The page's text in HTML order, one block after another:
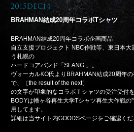
2015Dec14
BRAHMAN結成20周年コラボTシャツ
BRAHMAN結成20周年コラボ企画商品
自立支援プロジェクト NBC作戦等、東日本
う札幌の
ハードコアバンド「SLANG 」。
ヴォーカルKO氏よりBRAHMAN結成20周年
で、［the result of the next］
の文字が印象的なコラボＴシャツの受注受付
BODYは幡ヶ谷再生大学Tシャツ再生大作戦の
用してます。
詳細は当サイト内GOODSページをご確認くだ